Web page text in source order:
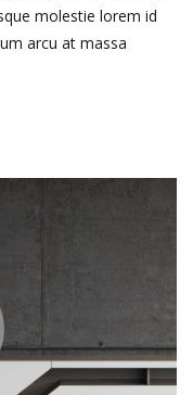
molestie lorem id
arcu at massa